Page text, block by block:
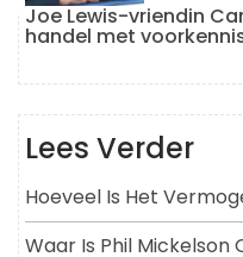
Joe Lewis-vriendin
handel met
Lees Verder
Hoeveel Is Het
Waar Is Phil Mickelson